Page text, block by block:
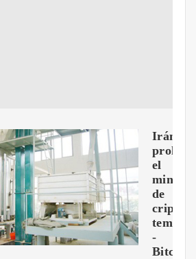
Irán
prohibe
el
minado
de
-
Bitcoin